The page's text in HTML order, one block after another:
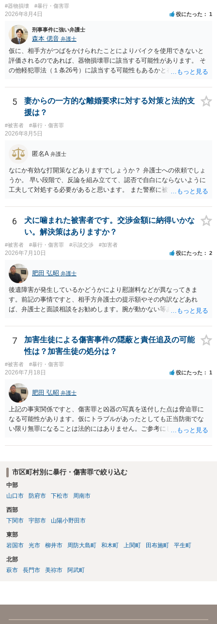
いる以上、相手方に資力がないことが多く回収できないケースが多い
（そのため、刑事事件の手続き中に、不本意ではあっても加害者の身
体拘束と、処分待ちという状況を利用して、被害弁償を受けておくこ
とが有効である場合が多い）ことを考慮しておく必要があります。
#器物損壊 #暴行・傷害罪
2026年8月4日 役にたった 1
刑事事件に強い弁護士
森本 偲音 弁護士
仮に、相手方がつばをかけられたことによりバイクを使用できないと
評価されるのであれば、器物損壊罪に該当する可能性があります。 そ
の他軽犯罪法（１条26号）に該当する可能性もあるかと存じます。 確
ご相談者様の対応によってはご相談者の方にも責任が生じてしまう 可
能性がございますので、冷静にご対応いただくようご留意いただけれ
ばと存じます。 以上、ご参考までに。
5
妻からの一方的な離婚要求に対する対策と法的支
援は？
#被害者 #暴行・傷害罪
2026年8月5日
匿名A 弁護士
なにか有効な打開策などありますでしょうか？ 弁護士への依頼でしょ
うか。 早い段階で、反論を組み立てて、認否で自白にならないように
工夫して対処する必要があると思います。 また警察に被害届を出すと
告訴状を作って証拠をそろえて出すことでしょう。
6
犬に噛まれた被害者です。交渉金額に納得いかな
い。解決策はありますか？
#被害者 #暴行・傷害罪 #示談交渉 #加害者
2026年7月10日 役にたった 2
肥田 弘昭 弁護士
後遺障害が発生しているかどうかにより慰謝料などが異なってきま
す。前記の事情ですと、相手方弁護士の提示額やその内訳などあれ
ば、弁護士と面談相談をお勧めします。腕が動かない等あれば後遺障
となります。ご参考にしてください。
7
加害生徒による傷害事件の隠蔽と責任追及の可能
性は？加害生徒の処分は？
#被害者 #暴行・傷害罪
2026年7月18日 役にたった 1
肥田 弘昭 弁護士
上記の事実関係ですと、傷害罪と凶器の写真を送付した点は脅迫罪に
なる可能性があります。仮にトラブルがあったとしても正当防衛でな
い限り無罪になることは法的にはありません。ご参考にしてくださ
市区町村別に暴行・傷害罪で絞り込む
中部
山口市
防府市 下松市 周南市
西部
下関市
宇部市 山陽小野田市
東部
岩国市
光市 柳井市 周防大島町 和木町 上関町 田布施町 平生町
北部
萩市
長門市 美祢市 阿武町